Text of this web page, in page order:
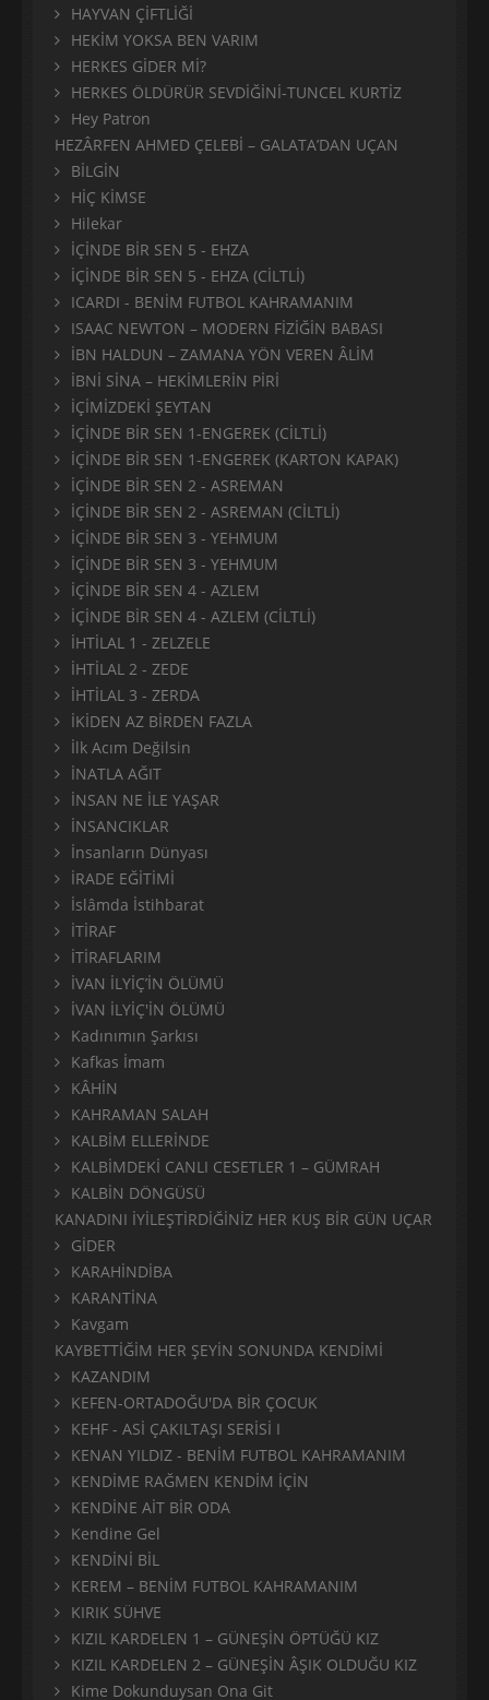
HAYVAN ÇİFTLİĞİ
HEKİM YOKSA BEN VARIM
HERKES GİDER Mİ?
HERKES ÖLDÜRÜR SEVDİĞİNİ-TUNCEL KURTİZ
Hey Patron
HEZÂRFEN AHMED ÇELEBİ – GALATA’DAN UÇAN
BİLGİN
HİÇ KİMSE
Hilekar
İÇİNDE BİR SEN 5 - EHZA
İÇİNDE BİR SEN 5 - EHZA (CİLTLİ)
ICARDI - BENİM FUTBOL KAHRAMANIM
ISAAC NEWTON – MODERN FİZİĞİN BABASI
İBN HALDUN – ZAMANA YÖN VEREN ÂLİM
İBNİ SİNA – HEKİMLERİN PİRİ
İÇİMİZDEKİ ŞEYTAN
İÇİNDE BİR SEN 1-ENGEREK (CİLTLİ)
İÇİNDE BİR SEN 1-ENGEREK (KARTON KAPAK)
İÇİNDE BİR SEN 2 - ASREMAN
İÇİNDE BİR SEN 2 - ASREMAN (CİLTLİ)
İÇİNDE BİR SEN 3 - YEHMUM
İÇİNDE BİR SEN 3 - YEHMUM
İÇİNDE BİR SEN 4 - AZLEM
İÇİNDE BİR SEN 4 - AZLEM (CİLTLİ)
İHTİLAL 1 - ZELZELE
İHTİLAL 2 - ZEDE
İHTİLAL 3 - ZERDA
İKİDEN AZ BİRDEN FAZLA
İlk Acım Değilsin
İNATLA AĞIT
İNSAN NE İLE YAŞAR
İNSANCIKLAR
İnsanların Dünyası
İRADE EĞİTİMİ
İslâmda İstihbarat
İTİRAF
İTİRAFLARIM
İVAN İLYİÇ’İN ÖLÜMÜ
İVAN İLYİÇ'İN ÖLÜMÜ
Kadınımın Şarkısı
Kafkas İmam
KÂHİN
KAHRAMAN SALAH
KALBİM ELLERİNDE
KALBİMDEKİ CANLI CESETLER 1 – GÜMRAH
KALBİN DÖNGÜSÜ
KANADINI İYİLEŞTİRDİĞİNİZ HER KUŞ BİR GÜN UÇAR
GİDER
KARAHİNDİBA
KARANTİNA
Kavgam
KAYBETTİĞİM HER ŞEYİN SONUNDA KENDİMİ
KAZANDIM
KEFEN-ORTADOĞU'DA BİR ÇOCUK
KEHF - ASİ ÇAKILTAŞI SERİSİ I
KENAN YILDIZ - BENİM FUTBOL KAHRAMANIM
KENDİME RAĞMEN KENDİM İÇİN
KENDİNE AİT BİR ODA
Kendine Gel
KENDİNİ BİL
KEREM – BENİM FUTBOL KAHRAMANIM
KIRIK SÜHVE
KIZIL KARDELEN 1 – GÜNEŞİN ÖPTÜĞÜ KIZ
KIZIL KARDELEN 2 – GÜNEŞİN ÂŞIK OLDUĞU KIZ
Kime Dokunduysan Ona Git